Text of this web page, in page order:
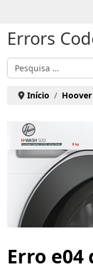
Errors
Pesquisar
Início Hoover
Erro